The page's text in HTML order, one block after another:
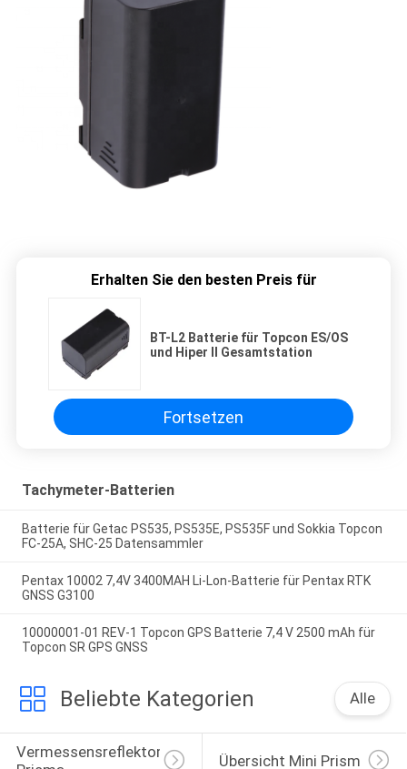
Erhalten Sie den besten Preis für
BT-L2 Batterie für Topcon ES/OS
und Hiper II Gesamtstation
Fortsetzen
Tachymeter-Batterien
Batterie für Getac PS535, PS535E, PS535F und Sokkia Topcon
FC-25A, SHC-25 Datensammler
Pentax 10002 7,4V 3400MAH Li-Lon-Batterie für Pentax RTK
GNSS G3100
10000001-01 REV-1 Topcon GPS Batterie 7,4 V 2500 mAh für
Topcon SR GPS GNSS
Beliebte Kategorien Alle
Vermessensreflektor-
Übersicht Mini Prism